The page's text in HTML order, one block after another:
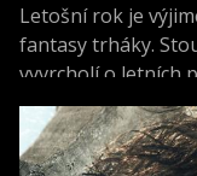
Letošní rok je
fantasy trháky.
vyvrcholí o letních
souhrn všech